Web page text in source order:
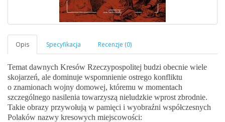
Temat dawnych Kresów Rzeczypospolitej budzi obecnie wiele
skojarzeń, ale dominuje wspomnienie ostrego konfliktu
o znamionach wojny domowej, któremu w momentach
szczególnego nasilenia towarzyszą nieludzkie wprost zbrodnie.
Takie obrazy przywołują w pamięci i wyobraźni współczesnych
Polaków nazwy kresowych miejscowości: